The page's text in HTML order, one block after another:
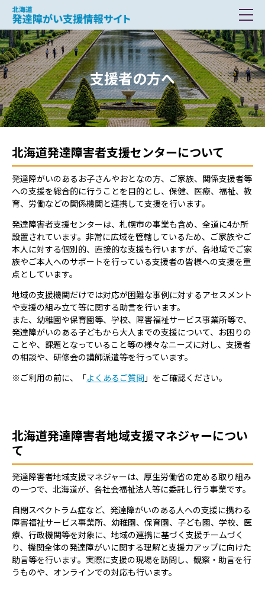
北海道 発達障がい支援情報サイト
支援者の方へ
北海道発達障害者支援センターについて
発達障がいのあるお子さんやおとなの方、ご家族、関係支援者等
への支援を総合的に行うことを目的とし、保健、医療、福祉、教
育、労働などの関係機関と連携して支援を行います。
発達障害者支援センターは、札幌市の事業も含め、全道に4か所
設置されています。非常に広域を管轄しているため、ご家族やご
本人に対する個別的、直接的な支援も行いますが、各地域でご家
族やご本人へのサポートを行っている支援者の皆様への支援を重
点としています。
地域の支援機関だけでは対応が困難な事例に対するアセスメント
や支援の組み立て等に関する助言を行います。
また、幼稚園や保育園等、学校、障害福祉サービス事業所等で、
発達障がいのある子どもから大人までの支援について、お困りの
ことや、課題となっていること等の様々なニーズに対し、支援者
の相談や、研修会の講師派遣等を行っています。
※ご利用の前に、「よくあるご質問 」をご確認ください。
北海道発達障害者地域支援マネジャーについ
て
発達障害者地域支援マネジャーは、厚生労働省の定める取り組み
の一つで、北海道が、各社会福祉法人等に委託し行う事業です。
自閉スペクトラム症など、発達障がいのある人への支援に携わる
障害福祉サービス事業所、幼稚園、保育園、子ども園、学校、医
療、行政機関等を対象に、地域の連携に基づく支援チームづく
り、機関全体の発達障がいに関する理解と支援力アップに向けた
助言等を行います。実際に支援の現場を訪問し、観察・助言を行
うものや、オンラインでの対応も行います。